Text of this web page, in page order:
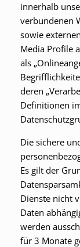
innerhalb
verbundenen
sowie
Media Profile
als
deren
Definitionen
Die sichere
Es gilt der
Dienste nicht
Daten
werden
für 3 Monate